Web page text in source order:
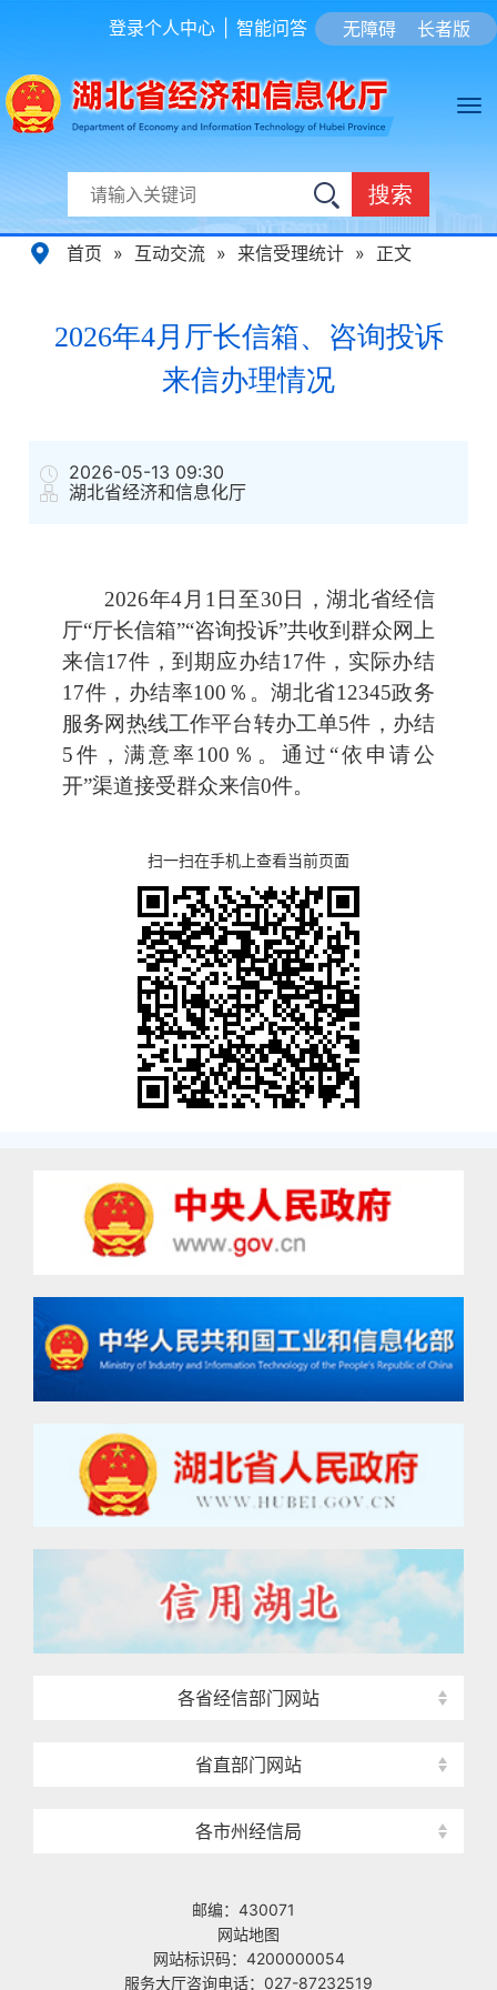
无障碍 长者版
登录个人中心 智能问答
搜索
首页 » 互动交流 » 来信受理统计 » 正文
2026年4月厅长信箱、咨询投诉
来信办理情况
2026-05-13 09:30
湖北省经济和信息化厅
2026年4月1日至30日，湖北省经信
厅“厅长信箱”“咨询投诉”共收到群众网上
来信17件，到期应办结17件，实际办结
17件，办结率100％。湖北省12345政务
服务网热线工作平台转办工单5件，办结
5件，满意率100％。通过“依申请公
开”渠道接受群众来信0件。
扫一扫在手机上查看当前页面
各省经信部门网站
省直部门网站
各市州经信局
邮编：430071
网站地图
网站标识码：4200000054
服务大厅咨询电话：027-87232519